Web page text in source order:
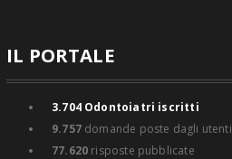
IL PORTALE
3.704Odontoiatri iscritti
9.757domande poste dagli utenti
77.620 risposte pubblicate